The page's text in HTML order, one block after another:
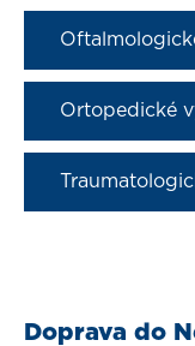
Ortopedické
Doprava do